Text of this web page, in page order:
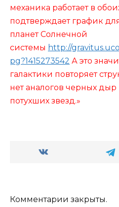
механика работает в
подтверждает график
планет Солнечной
системы http://
pg?1415273542 А это
галактики повторяет
нет аналогов черных
потухших звезд.»
Комментарии закрыты.